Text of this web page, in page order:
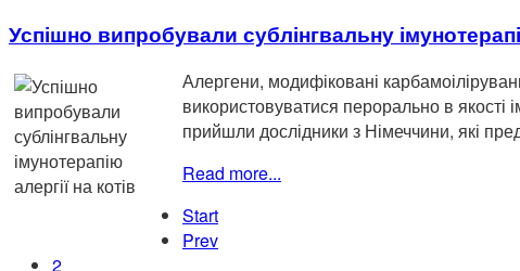
Успішно випробували сублінгвальну
Алергени, модифіковані
використовуватися перорально в якості
прийшли дослідники з Німеччини, які
Read more...
Start
Prev
2